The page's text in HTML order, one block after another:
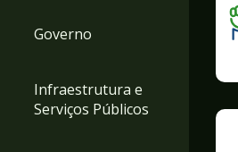
Governo
Infraestrutura e
Serviços Públicos